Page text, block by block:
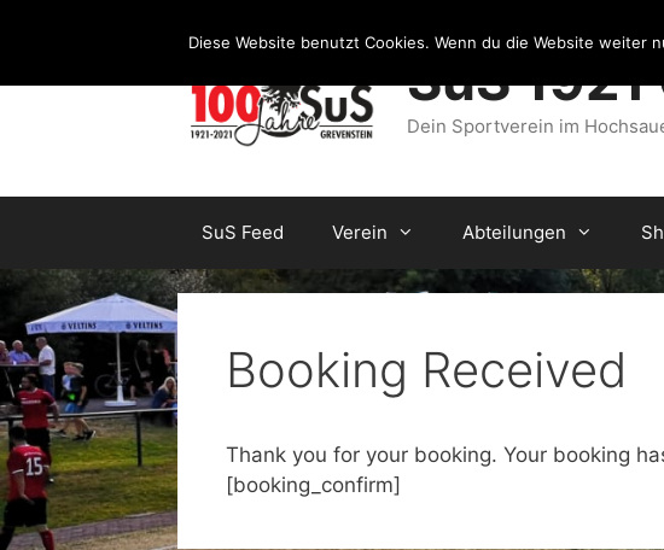
SuS
Dein Sportverein im
SuS Feed Verein Abteilungen
Booking Received
Thank you for your booking. Your booking
[booking_confirm]
Diese Website benutzt Cookies. Wenn du die Website weiter